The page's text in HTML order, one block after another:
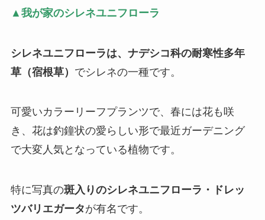
▲我が家のシレネユニフローラ
シレネユニフローラは、ナデシコ科の耐寒性多年
草（宿根草） でシレネの一種です。
可愛いカラーリーフプランツで、春には花も咲
き、花は釣鐘状の愛らしい形で最近ガーデニング
で大変人気となっている植物です。
特に写真の斑入りのシレネユニフローラ・ドレッ
ツバリエガータが有名です。